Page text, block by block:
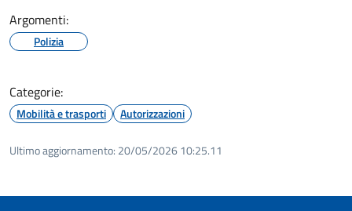
Argomenti:
Polizia
Categorie:
Mobilità e trasporti Autorizzazioni
Ultimo aggiornamento: 20/05/2026 10:25.11